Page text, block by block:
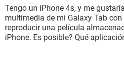
Tengo un iPhone 4s, y me
multimedia de mi Galaxy Tab
reproducir una película
iPhone. Es posible? Qué